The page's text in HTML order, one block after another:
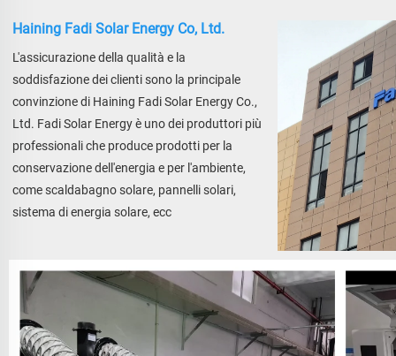
Haining Fadi Solar Energy Co, Ltd.
L'assicurazione della qualità e la
soddisfazione dei clienti sono la principale
convinzione di Haining Fadi Solar Energy Co.,
Ltd. Fadi Solar Energy è uno dei produttori più
professionali che produce prodotti per la
conservazione dell'energia e per l'ambiente,
come scaldabagno solare, pannelli solari,
sistema di energia solare, ecc